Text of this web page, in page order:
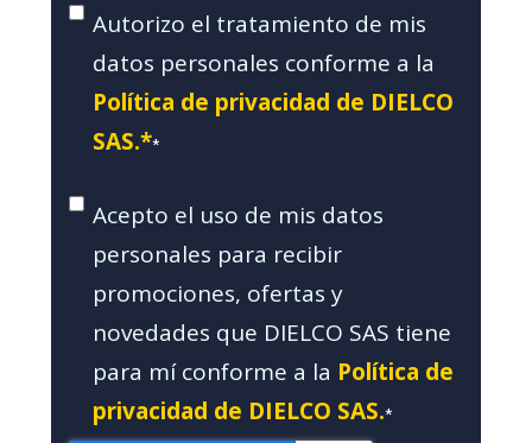
Autorizo el tratamiento de mis
datos personales conforme a la
Política de privacidad de DIELCO
SAS.**
Acepto el uso de mis datos
personales para recibir
promociones, ofertas y
novedades que DIELCO SAS tiene
para mí conforme a la Política de
privacidad de DIELCO SAS.*